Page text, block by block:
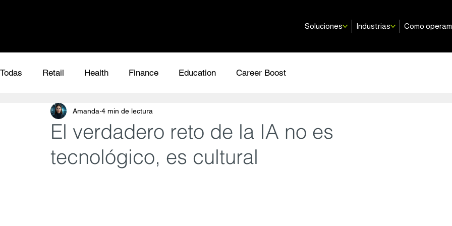
Soluciones Industrias Como
Todas Retail Health Finance Education Career Boost
El verdadero reto de la IA no es
tecnológico, es cultural
Amanda 4 min de lectura